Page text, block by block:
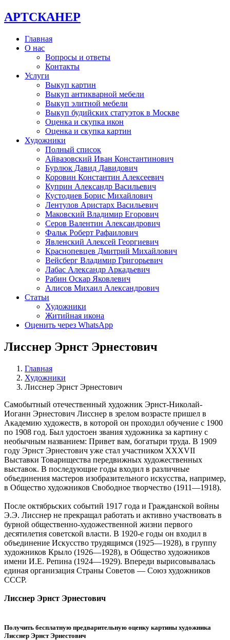
АРТСКАНЕР
Главная
О нас
Вопросы и ответы
Контакты
Услуги
Выкуп картин
Выкуп антикварной мебели
Выкуп элитной мебели
Выкуп будийских статуэток в Москве
Оценка и скупка икон
Оценка и скупка картин
Художники
Полный список
Айвазовский Иван Константинович
Бурлюк Давид Давидович
Коровин Константин Алексеевич
Куприн Александр Васильевич
Кустодиев Борис Михайлович
Лентулов Аристарх Васильевич
Маковский Владимир Егорович
Серов Валентин Александрович
Фальк Роберт Рафаилович
Явленский Алексей Георгиевич
Краснопевцев Дмитрий Михайлович
Вейсберг Владимир Григорьевич
Лабас Александр Аркадьевич
Рабин Оскар Яковлевич
Алисов Михаил Александрович
Статьи
Художники
Житийная икона
Оценить через WhatsApp
Лисснер Эрнст Эрнестович
Главная
Художники
Лисснер Эрнст Эрнестович
Самобытный отечественный художник Эрнст-Николай-
Иоганн Эрнестович Лисснер в зрелом возрасте пришел в
Академию художеств, в которой он проходил обучение с 1900
по 1908 год. Был удостоен звания художника за картину с
необычным названием: Привет вам, богатыри труда. В 1909
году Эрнст Эрнестович уже стал участником XXXVII
Выставки Товарищества передвижных художественных
выставок. В последующие годы входил в различные
объединения мастеров изобразительного искусства, например,
в Общество художников Свободное творчество (1911—1918).
После октябрьских событий 1917 года и Гражданской войны
Э.Э. Лисснер не прекращал работать и активно участвовать в
бурной общественно-художественной жизни первого
десятилетия советской власти. В 1920-е годы он входил в
объединение Искусство трудящимся (1925—1928), в группу
художников Крыло (1926—1928), в Общество художников
имени И.Е. Репина (1924—1929). Впереди вырисовывалась
единая организация Страны Советов — Союз художников
СССР.
Лисснер Эрнст Эрнестович
Получить бесплатную предварительную оценку картины художника
Лисснер Эрнст Эрнестович